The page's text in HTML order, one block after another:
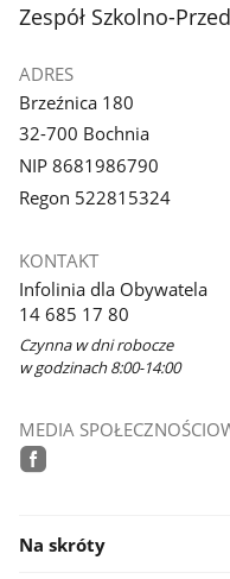
galerii.
stopka
Zespół Szkolno-
ADRES
Brzeźnica 180
32-700 Bochnia
NIP 8681986790
Regon 522815324
KONTAKT
Infolinia dla Obywatela
14 685 17 80
Czynna w dni robocze
w godzinach 8:00-14:00
MEDIA
Na skróty